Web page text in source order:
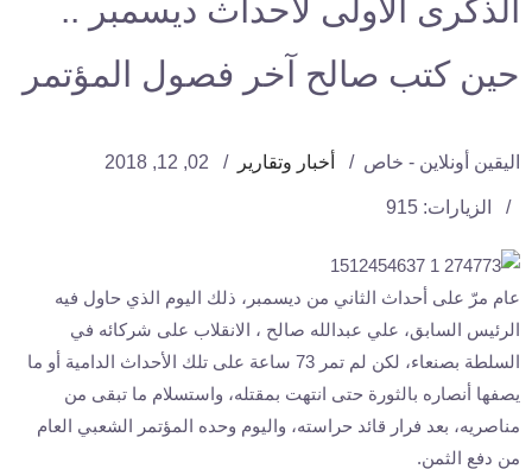
الذكرى الأولى لأحداث ديسمبر ..
حين كتب صالح آخر فصول المؤتمر
اليقين أونلاين - خاص أخبار وتقارير 02, 12, 2018
الزيارات: 915
عام مرّ على أحداث الثاني من ديسمبر، ذلك اليوم الذي حاول فيه
الرئيس السابق، علي عبدالله صالح ، الانقلاب على شركائه في
السلطة بصنعاء، لكن لم تمر 73 ساعة على تلك الأحداث الدامية أو ما
يصفها أنصاره بالثورة حتى انتهت بمقتله، واستسلام ما تبقى من
مناصريه، بعد فرار قائد حراسته، واليوم وحده المؤتمر الشعبي العام
من دفع الثمن.